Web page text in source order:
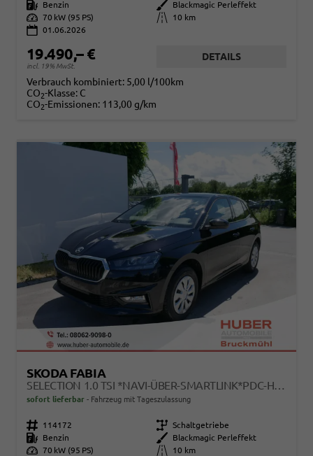
Kraftstoff
Benzin Außenfarbe
Blackmagic Perleffekt
Leistung 70 kW (95 PS) Kilometerstand
10 km
01.06.2026
19.490,– €
incl. 19% MwSt.
DETAILS
Verbrauch kombiniert: 5,00 l/100km
CO2-Klasse: C
CO2-Emissionen: 113,00 g/km
SKODA FABIA
SELECTION 1.0 TSI *NAVI-ÜBER-SMARTLINK*PDC-HI*LED*SHZ*KLIMA*RADIO
sofort lieferbar Fahrzeug mit Tageszulassung
Fahrzeugnr. 114172 Getriebe Schaltgetriebe
Kraftstoff
Benzin Außenfarbe
Blackmagic Perleffekt
Leistung 70 kW (95 PS) Kilometerstand
10 km